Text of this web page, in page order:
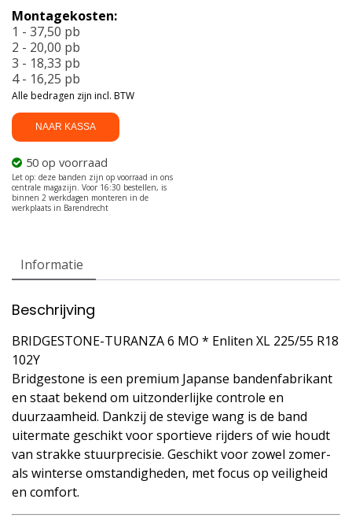
MO
*
Enliten
XL
225/55
R18
102Y
aantal
NAAR KASSA
50 op voorraad
Montagekosten:
1 - 37,50 pb
2 - 20,00 pb
3 - 18,33 pb
4 - 16,25 pb
Alle bedragen zijn incl. BTW
Informatie
Beschrijving
BRIDGESTONE-TURANZA 6 MO * Enliten XL 225/55 R18
102Y
Bridgestone is een premium Japanse bandenfabrikant
en staat bekend om uitzonderlijke controle en
duurzaamheid. Dankzij de stevige wang is de band
uitermate geschikt voor sportieve rijders of wie houdt
van strakke stuurprecisie. Geschikt voor zowel zomer-
als winterse omstandigheden, met focus op veiligheid
en comfort.